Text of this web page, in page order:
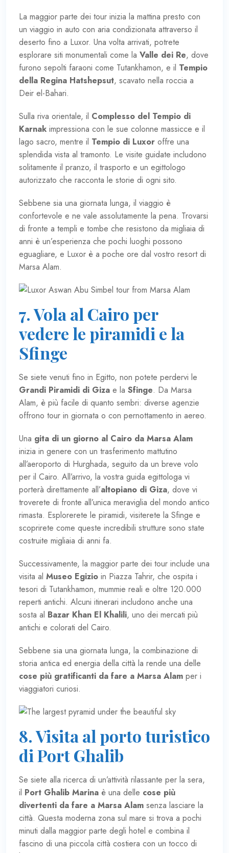
La maggior parte dei tour inizia la mattina presto con
un viaggio in auto con aria condizionata attraverso il
deserto fino a Luxor. Una volta arrivati, potrete
esplorare siti monumentali come la Valle dei Re, dove
furono sepolti faraoni come Tutankhamon, e il Tempio
della Regina Hatshepsut, scavato nella roccia a
Deir el-Bahari.
Sulla riva orientale, il Complesso del Tempio di
Karnak impressiona con le sue colonne massicce e il
lago sacro, mentre il Tempio di Luxor offre una
splendida vista al tramonto. Le visite guidate includono
solitamente il pranzo, il trasporto e un egittologo
autorizzato che racconta le storie di ogni sito.
Sebbene sia una giornata lunga, il viaggio è
confortevole e ne vale assolutamente la pena. Trovarsi
di fronte a templi e tombe che resistono da migliaia di
anni è un’esperienza che pochi luoghi possono
eguagliare, e Luxor è a poche ore dal vostro resort di
Marsa Alam.
7. Vola al Cairo per
vedere le piramidi e la
Sfinge
Se siete venuti fino in Egitto, non potete perdervi le
Grandi Piramidi di Giza e la Sfinge. Da Marsa
Alam, è più facile di quanto sembri: diverse agenzie
offrono tour in giornata o con pernottamento in aereo.
Una gita di un giorno al Cairo da Marsa Alam
inizia in genere con un trasferimento mattutino
all’aeroporto di Hurghada, seguito da un breve volo
per il Cairo. All’arrivo, la vostra guida egittologa vi
porterà direttamente all’altopiano di Giza, dove vi
troverete di fronte all’unica meraviglia del mondo antico
rimasta. Esplorerete le piramidi, visiterete la Sfinge e
scoprirete come queste incredibili strutture sono state
costruite migliaia di anni fa.
Successivamente, la maggior parte dei tour include una
visita al Museo Egizio in Piazza Tahrir, che ospita i
tesori di Tutankhamon, mummie reali e oltre 120.000
reperti antichi. Alcuni itinerari includono anche una
sosta al Bazar Khan El Khalili, uno dei mercati più
antichi e colorati del Cairo.
Sebbene sia una giornata lunga, la combinazione di
storia antica ed energia della città la rende una delle
cose più gratificanti da fare a Marsa Alam per i
viaggiatori curiosi.
8. Visita al porto turistico
di Port Ghalib
Se siete alla ricerca di un’attività rilassante per la sera,
il Port Ghalib Marina è una delle cose più
divertenti da fare a Marsa Alam senza lasciare la
città. Questa moderna zona sul mare si trova a pochi
minuti dalla maggior parte degli hotel e combina il
fascino di una piccola città costiera con un tocco di